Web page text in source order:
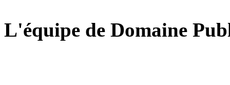
L'équipe de Domaine